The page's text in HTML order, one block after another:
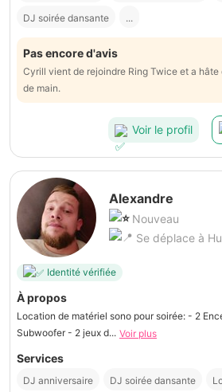
DJ soirée dansante ...
Pas encore d'avis
Cyrill vient de rejoindre Ring Twice et a
de main.
Voir le profil
Alexandre
Nouveau
Se déplace à
Identité vérifiée
À propos
Location de matériel sono pour soirée: - 2
Subwoofer - 2 jeux d... Voir plus
Services
DJ anniversaire DJ soirée dansante